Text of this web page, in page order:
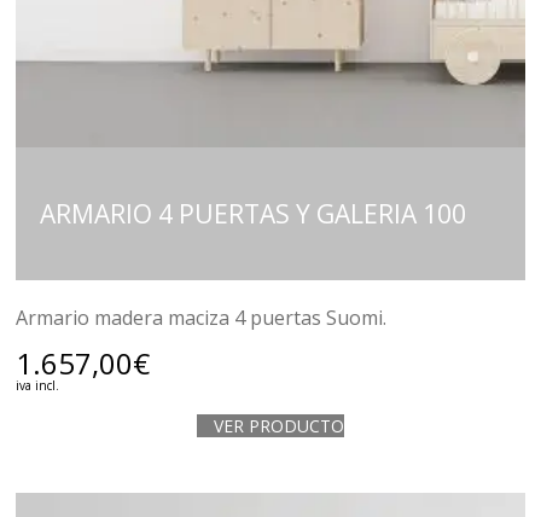
ARMARIO 4 PUERTAS Y GALERIA 100
Armario madera maciza 4 puertas Suomi.
1.657,00€
iva incl.
VER PRODUCTO